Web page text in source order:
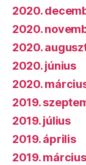
2020.
2020.
2020.
2020. június
2020.
2019.
2019. július
2019. április
2019. március